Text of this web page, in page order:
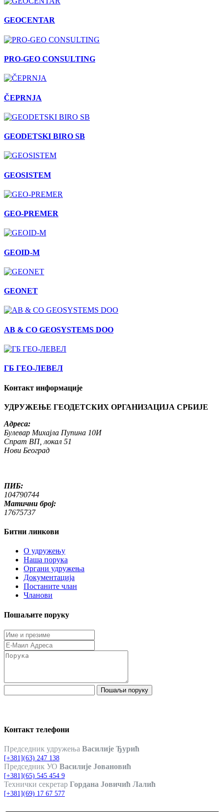
GEOCENTAR
PRO-GEO CONSULTING
ČEPRNJA
GEODETSKI BIRO SB
GEOSISTEM
GEO-PREMER
GEOID-M
GEONET
AB & CO GEOSYSTEMS DOO
ГБ ГЕО-ЛЕВЕЛ
Контакт информације
УДРУЖЕЊЕ ГЕОДЕТСКИХ ОРГАНИЗАЦИЈА СРБИЈЕ
Адреса:
Булевар Михајла Пупина 10И
Спрат ВП, локал 51
Нови Београд
ПИБ:
104790744
Матични број:
17675737
Битни линкови
O удружењу
Наша порука
Органи удружења
Документација
Постаните члан
Чланови
Пошаљите поруку
Пошаљи поруку
Контакт телефони
Председник удружења Василије Ђурић
[+381](63) 247 138
Председник УО Василије Јовановић
[+381](65) 545 454 9
Технички секретар Гордана Јовичић Лалић
[+381](69) 17 67 577